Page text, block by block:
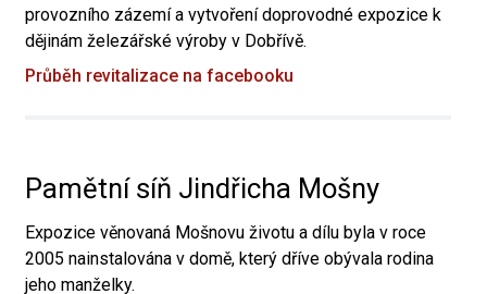
provozního zázemí a vytvoření doprovodné expozice k
dějinám železářské výroby v Dobřívě.
Průběh revitalizace na facebooku
Pamětní síň Jindřicha Mošny
Expozice věnovaná Mošnovu životu a dílu byla v roce
2005 nainstalována v domě, který dříve obývala rodina
jeho manželky.